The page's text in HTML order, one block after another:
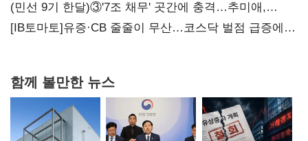
(민선 9기 한달)③'7조 채무' 곳간에 충격…추미애,
20년만에 '비상재정' 선언 승부수
[IB토마토]유증·CB 줄줄이 무산…코스닥 벌점 급증에
함께 볼만한 뉴스